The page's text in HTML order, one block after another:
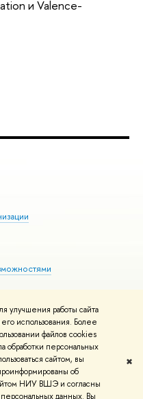
улучшения работы сайта
использования. Более
файлов cookies
обработки персональных
сайтом, вы
об
НИУ ВШЭ и согласны
данных. Вы
✖
и Valence-
Условия использования